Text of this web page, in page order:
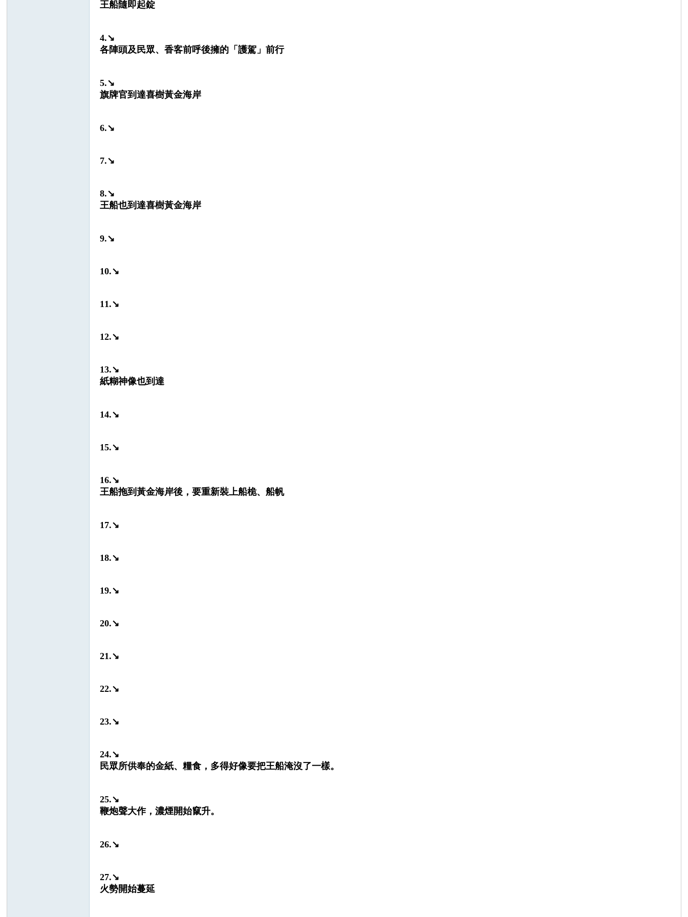
王船隨即起錠
4.↘
各陣頭及民眾、香客前呼後擁的「護駕」前行
5.↘
旗牌官到達喜樹黃金海岸
6.↘
7.↘
8.↘
王船也到達喜樹黃金海岸
9.↘
10.↘
11.↘
12.↘
13.↘
紙糊神像也到達
14.↘
15.↘
16.↘
王船拖到黃金海岸後，要重新裝上船桅、船帆
17.↘
18.↘
19.↘
20.↘
21.↘
22.↘
23.↘
24.↘
民眾所供奉的金紙、糧食，多得好像要把王船淹沒了一樣。
25.↘
鞭炮聲大作，濃煙開始竄升。
26.↘
27.↘
火勢開始蔓延